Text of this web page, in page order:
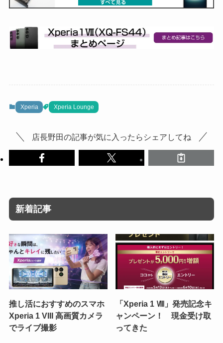
Xperia Xperia Lounge
店長野田の記事が気に入ったらシェアしてね
新着記事
推し活におすすめのスマホ
Xperia 1 VIII 高画質カメラ
でライブ撮影
「Xperia 1 Ⅷ」発売記念キ
ャンペーン！ 現金受け取
ってきた